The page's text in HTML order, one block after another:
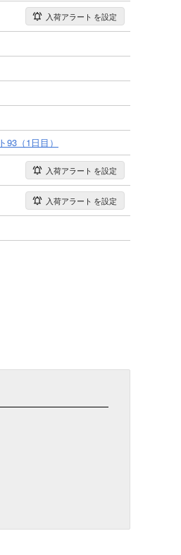
入荷アラート を設定
（1日目）
入荷アラート を設定
入荷アラート を設定